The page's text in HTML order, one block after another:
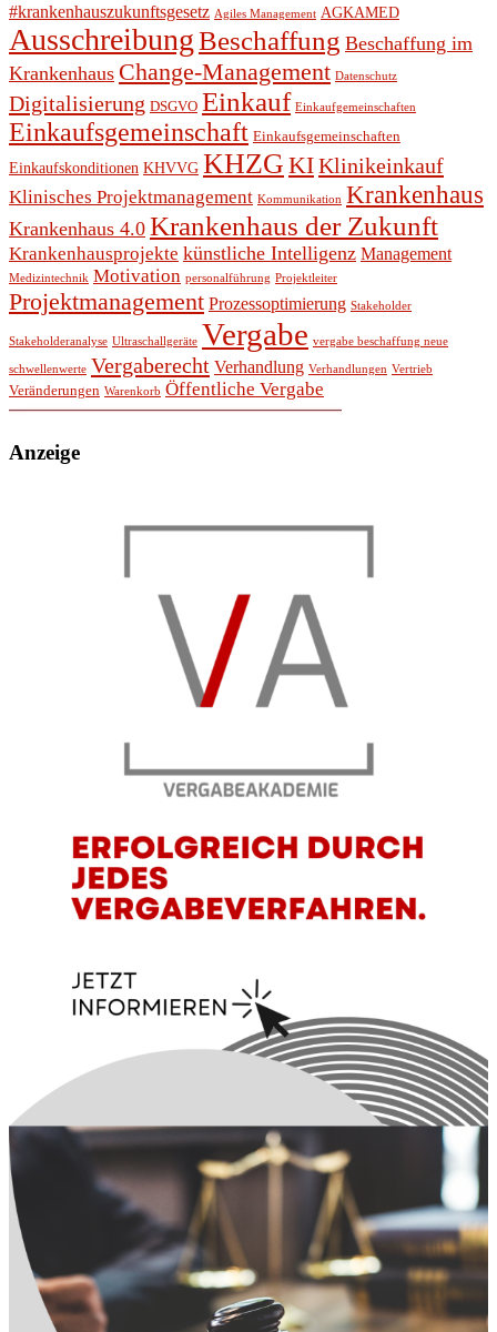
#krankenhauszukunftsgesetz Agiles Management AGKAMED
AusschreibungBeschaffung Beschaffung im
Krankenhaus Change-Management Datenschutz
Digitalisierung DSGVO Einkauf Einkaufgemeinschaften
Einkaufsgemeinschaft Einkaufsgemeinschaften
Einkaufskonditionen KHVVG KHZG KIKlinikeinkauf
Klinisches Projektmanagement Kommunikation Krankenhaus
Krankenhaus 4.0 Krankenhaus der Zukunft
Krankenhausprojekte künstliche Intelligenz Management
Medizintechnik Motivation personalführung Projektleiter
Projektmanagement Prozessoptimierung Stakeholder
Stakeholderanalyse Ultraschallgeräte Vergabe vergabe beschaffung neue
schwellenwerte Vergaberecht Verhandlung Verhandlungen Vertrieb
Veränderungen Warenkorb Öffentliche Vergabe
Anzeige